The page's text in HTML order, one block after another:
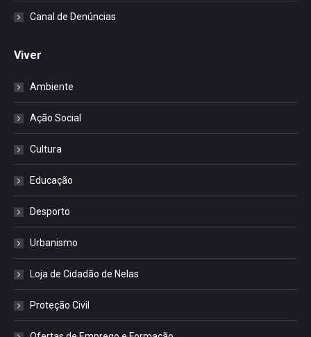
Canal de Denúncias
Viver
Ambiente
Ação Social
Cultura
Educação
Desporto
Urbanismo
Loja de Cidadão de Nelas
Proteção Civil